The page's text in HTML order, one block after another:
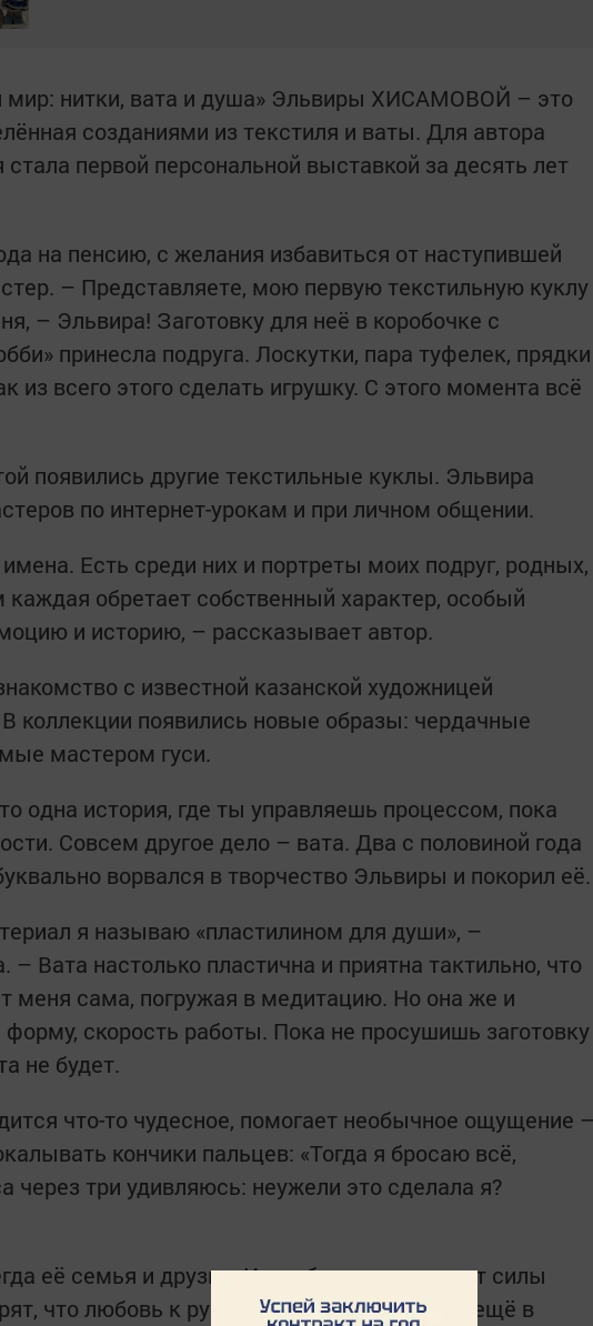
мир: нитки, вата и душа» Эльвиры ХИСАМОВОЙ – это
созданиями из текстиля и ваты. Для автора
первой персональной выставкой за десять лет
на пенсию, с желания избавиться от наступившей
– Представляете, мою первую текстильную куклу
– Эльвира! Заготовку для неё в коробочке с
принесла подруга. Лоскутки, пара туфелек, прядки
из всего этого сделать игрушку. С этого момента всё
появились другие текстильные куклы. Эльвира
по интернет-урокам и при личном общении.
Есть среди них и портреты моих подруг, родных,
обретает собственный характер, особый
и историю, – рассказывает автор.
с известной казанской художницей
коллекции появились новые образы: чердачные
мастером гуси.
одна история, где ты управляешь процессом, пока
Совсем другое дело – вата. Два с половиной года
ворвался в творчество Эльвиры и покорил её.
я называю «пластилином для души», –
– Вата настолько пластична и приятна тактильно, что
меня сама, погружая в медитацию. Но она же и
форму, скорость работы. Пока не просушишь заготовку
не будет.
что-то чудесное, помогает необычное ощущение
кончики пальцев: «Тогда я бросаю всё,
через три удивляюсь: неужели это сделала я?
её семья и друзья. Их любовь и вера дают силы
что любовь к рукоделию была заложена ещё в